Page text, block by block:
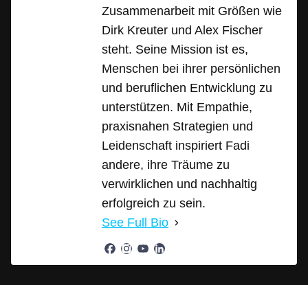
Zusammenarbeit mit Größen wie
Dirk Kreuter und Alex Fischer
steht. Seine Mission ist es,
Menschen bei ihrer persönlichen
und beruflichen Entwicklung zu
unterstützen. Mit Empathie,
praxisnahen Strategien und
Leidenschaft inspiriert Fadi
andere, ihre Träume zu
verwirklichen und nachhaltig
erfolgreich zu sein.
See Full Bio